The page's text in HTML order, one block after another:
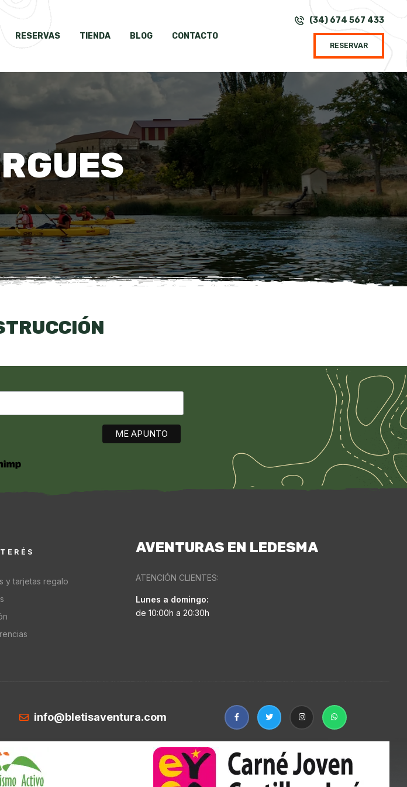
RESERVAS TIENDA BLOG CONTACTO
(34) 674 567 433
RESERVAR
y tarjetas regalo
AVENTURAS EN LEDESMA
ATENCIÓN CLIENTES:
Lunes a domingo:
de 10:00h a 20:30h
info@bletisaventura.com